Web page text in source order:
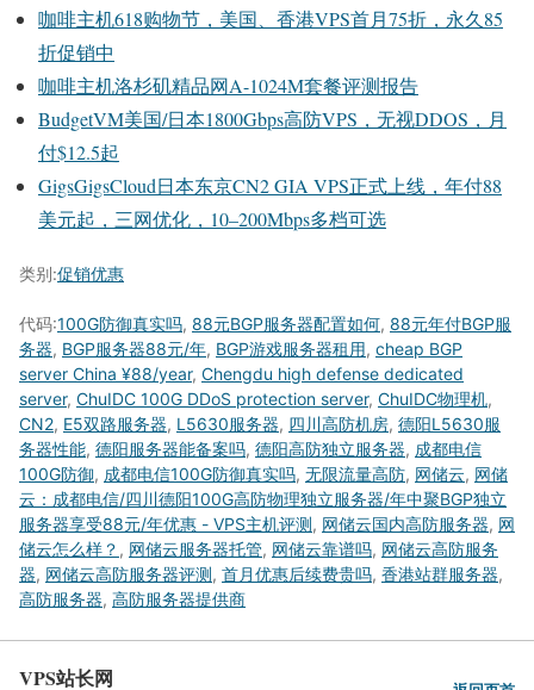
咖啡主机618购物节，美国、香港VPS首月75折，永久85
折促销中
咖啡主机洛杉矶精品网A-1024M套餐评测报告
BudgetVM美国/日本1800Gbps高防VPS，无视DDOS，月
付$12.5起
GigsGigsCloud日本东京CN2 GIA VPS正式上线，年付88
美元起，三网优化，10–200Mbps多档可选
类别:促销优惠
代码:100G防御真实吗, 88元BGP服务器配置如何, 88元年付BGP服
务器, BGP服务器88元/年, BGP游戏服务器租用, cheap BGP
server China ¥88/year, Chengdu high defense dedicated
server, ChuIDC 100G DDoS protection server, ChuIDC物理机,
CN2, E5双路服务器, L5630服务器, 四川高防机房, 德阳L5630服
务器性能, 德阳服务器能备案吗, 德阳高防独立服务器, 成都电信
100G防御, 成都电信100G防御真实吗, 无限流量高防, 网储云, 网储
云：成都电信/四川德阳100G高防物理独立服务器/年中聚BGP独立
服务器享受88元/年优惠 - VPS主机评测, 网储云国内高防服务器, 网
储云怎么样？ , 网储云服务器托管, 网储云靠谱吗, 网储云高防服务
器, 网储云高防服务器评测, 首月优惠后续费贵吗, 香港站群服务器,
高防服务器, 高防服务器提供商
VPS站长网